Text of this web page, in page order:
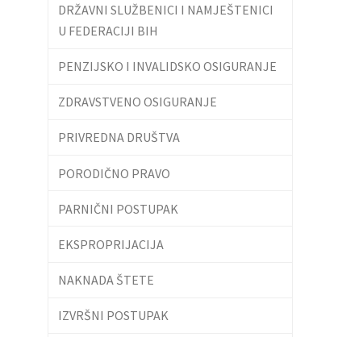
DRŽAVNI SLUŽBENICI I NAMJEŠTENICI
U FEDERACIJI BIH
PENZIJSKO I INVALIDSKO OSIGURANJE
ZDRAVSTVENO OSIGURANJE
PRIVREDNA DRUŠTVA
PORODIČNO PRAVO
PARNIČNI POSTUPAK
EKSPROPRIJACIJA
NAKNADA ŠTETE
IZVRŠNI POSTUPAK